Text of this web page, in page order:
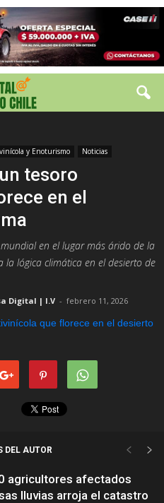
y Enoturismo Noticias
tesoro
en el
en el lugar más árido de la
la lógica climática en el desierto de
Digital | I.V - febrero 11, 2026
DEL AUTOR
agricultores afectados
lluvias arroja el catastro